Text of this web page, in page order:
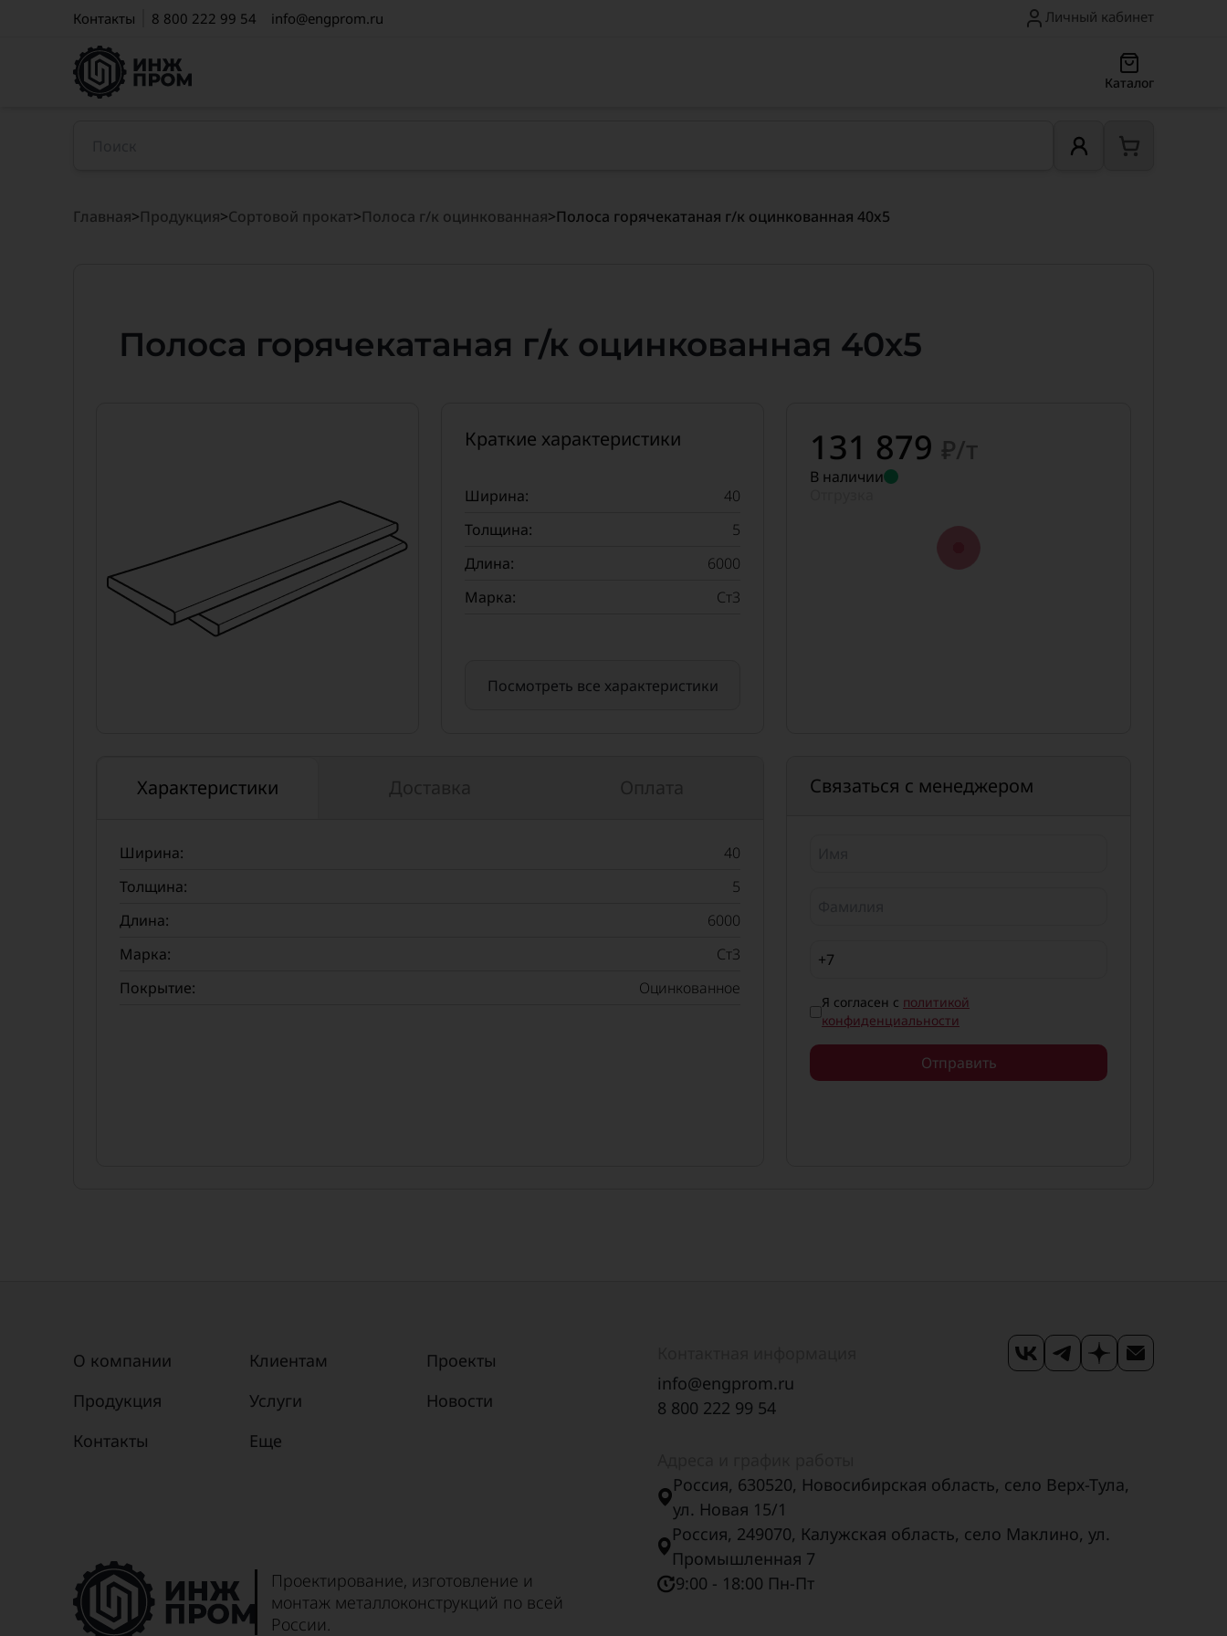
Контакты 8 800 222 99 54 info@engprom.ru Личный кабинет
Каталог
Главная>Продукция>Сортовой прокат>Полоса г/к оцинкованная>Полоса горячекатаная г/к оцинкованная 40х5
Полоса горячекатаная г/к оцинкованная 40х5
Краткие характеристики
Ширина:
40
Толщина:
5
Длина:
6000
Марка:
Ст3
Посмотреть все характеристики
131 879 ₽/т
В наличии
Характеристики
Ширина:
40
Толщина:
5
Длина:
6000
Марка:
Ст3
Покрытие:
Оцинкованное
Связаться с менеджером
Я согласен с политикой
конфиденциальности
Отправить
О компании Клиентам
Проекты
Продукция
Услуги
Новости
Контакты
Еще
Проектирование, изготовление и
монтаж металлоконструкций по всей
России.
info@engprom.ru
8 800 222 99 54
Россия, 630520, Новосибирская область, село Верх-Тула,
ул. Новая 15/1
Россия, 249070, Калужская область, село Маклино, ул.
Промышленная 7
9:00 - 18:00 Пн-Пт